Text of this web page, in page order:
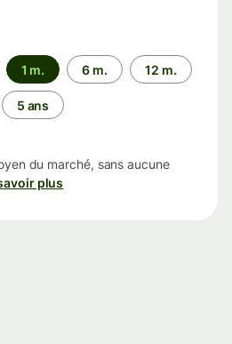
1 m. 6 m. 12 m.
5 ans
du marché, sans aucune
plus